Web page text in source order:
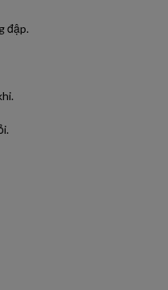
đập.